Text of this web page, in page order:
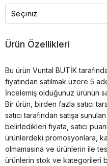
Ürün Özellikleri
Bu ürün Vuntal BUTİK
fiyatından satılmak üzere 5
İncelemiş olduğunuz ürünün
Bir ürün, birden fazla satıcı
satıcı tarafından satışa
belirledikleri fiyata, satıcı
ürünlerdeki promosyonlara,
olmamasına ve ürünlerin ile
ürünlerin stok ve kategorileri